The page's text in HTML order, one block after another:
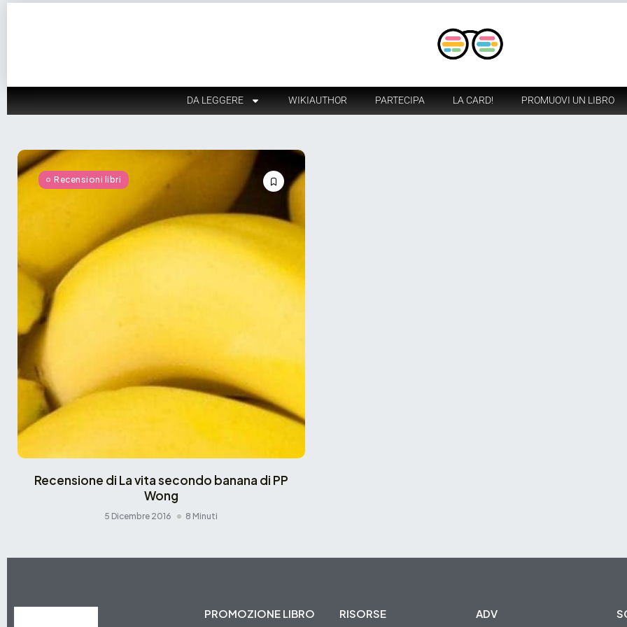
DA LEGGERE WIKIAUTHOR PARTECIPA LA CARD! PROMUOVI UN LIBRO
Recensioni libri
Recensione di La vita secondo banana di PP
Wong
5 Dicembre 2016 8 Minuti
PROMOZIONE LIBRO RISORSE ADV